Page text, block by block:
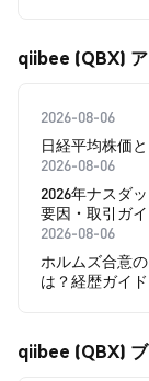
qiibee (QBX)
2026-08-06
日経平均株価
2026-08-06
2026年ナスダ
要因・取引ガ
2026-08-06
ホルムズ合意
は？経歴ガイド
qiibee (QBX)